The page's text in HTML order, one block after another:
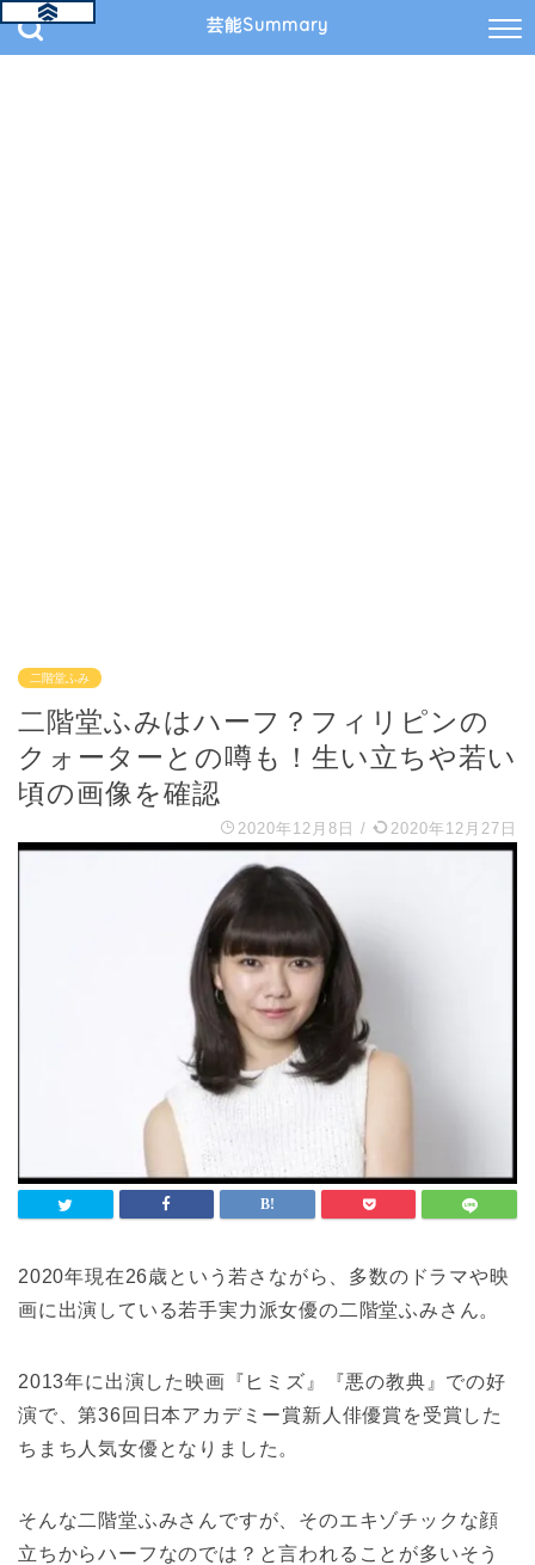
芸能Summary
二階堂ふみ
二階堂ふみはハーフ？フィリピンの
クォーターとの噂も！生い立ちや若い
頃の画像を確認
2020年12月8日 / 2020年12月27日
2020年現在26歳という若さながら、多数のドラマや映
画に出演している若手実力派女優の二階堂ふみさん。
2013年に出演した映画『ヒミズ』『悪の教典』での好
演で、第36回日本アカデミー賞新人俳優賞を受賞した
ちまち人気女優となりました。
そんな二階堂ふみさんですが、そのエキゾチックな顔
立ちからハーフなのでは？と言われることが多いそう